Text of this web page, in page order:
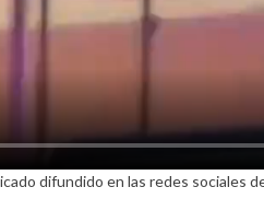
difundido en las redes sociales